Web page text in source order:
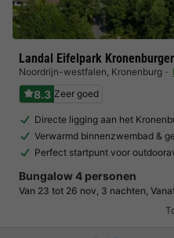
Landal Eifelpark
Noordrijn-westfalen, Kronenburg
8.3 Zeer goed
Directe ligging aan het
Verwarmd binnenzwembad &
Perfect startpunt voor
Bungalow 4 personen
Van 23 tot 26 nov, 3 nachten,